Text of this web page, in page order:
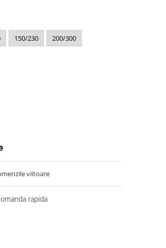
150/230 200/300
viitoare
rapida